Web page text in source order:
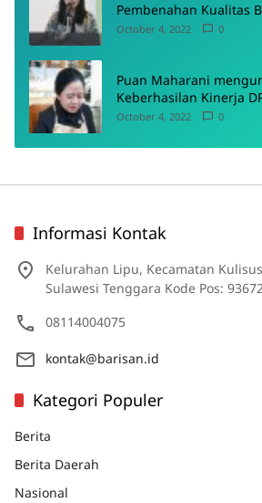
Pembenahan Kualitas
October 4, 2022 0
Puan Maharani
Keberhasilan Kinerja
Tugas Pokoknya
October 4, 2022 0
Informasi Kontak
Kelurahan Lipu, Kecamatan
Sulawesi Tenggara Kode Pos:
08114004075
kontak@barisan.id
Kategori Populer
Berita
Berita Daerah
Nasional